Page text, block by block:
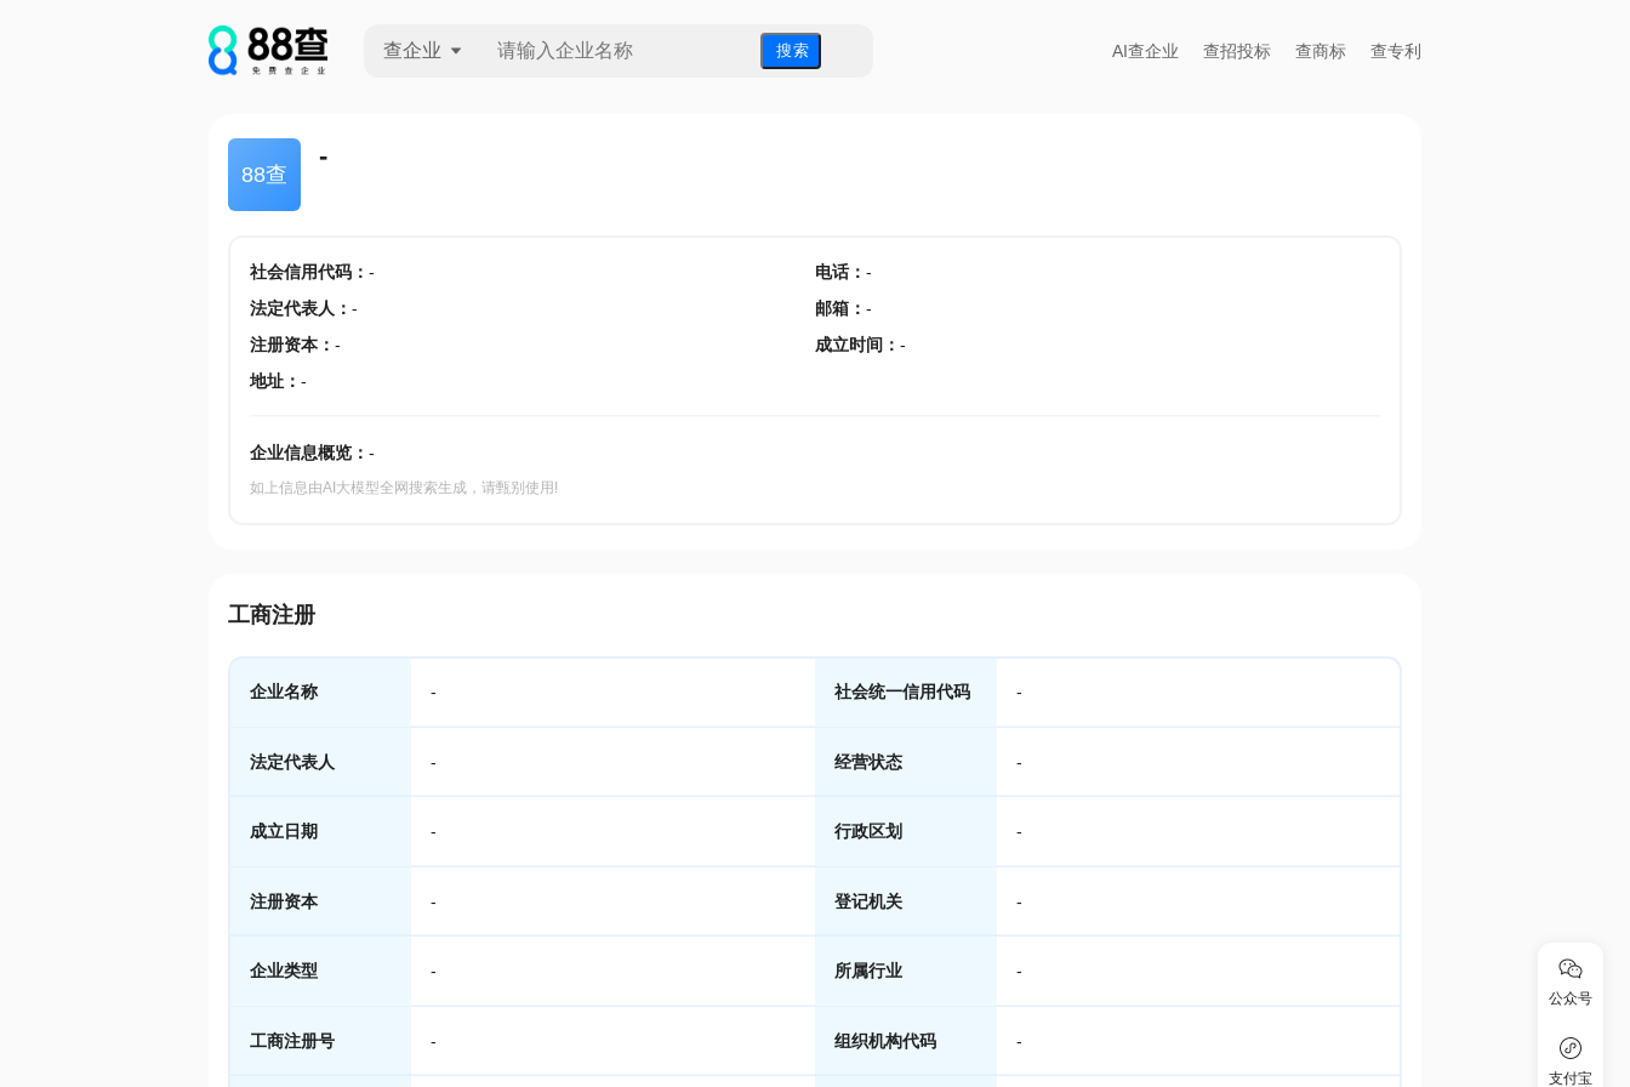
查企业 搜 索 AI查企业 查招投标 查商标 查专利
88查
-
社会信用代码： - 电话： -
法定代表人 ： - 邮箱 ： -
注册资本： - 成立时间 ： -
地址： -
企业信息概览： -
如上信息由AI大模型全网搜索生成，请甄别使用!
工商注册
企业名称 - 社会统一信用代码 -
法定代表人 - 经营状态 -
成立日期 - 行政区划 -
注册资本 - 登记机关 -
企业类型 - 所属行业 -
工商注册号 - 组织机构代码 -
公众号
支付宝